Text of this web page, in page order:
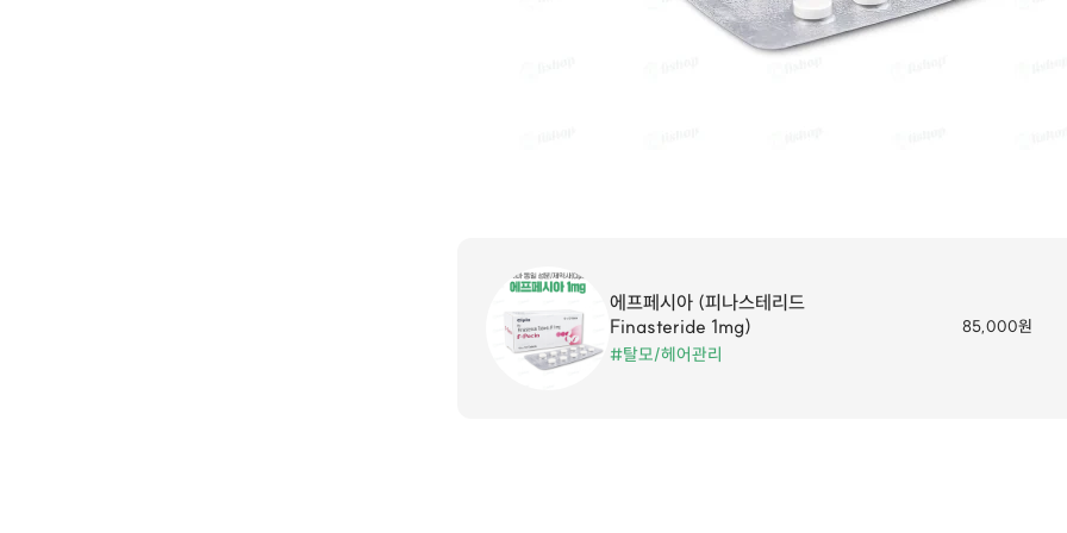
에프페시아 (피나스테리드
Finasteride 1mg)
#탈모/헤어관리
85,000원